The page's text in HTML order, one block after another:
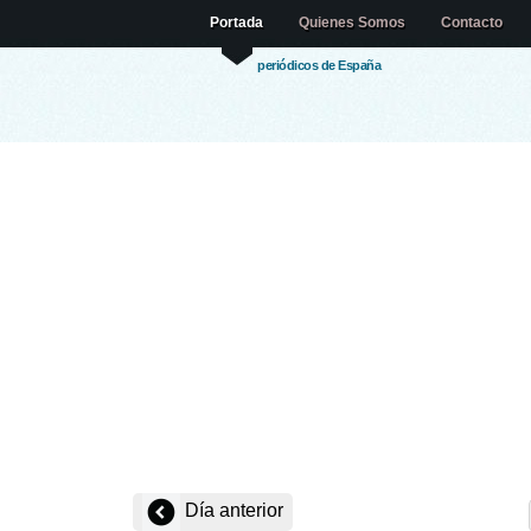
periódicos de España
Portada Quienes Somos Contacto
Día anterior